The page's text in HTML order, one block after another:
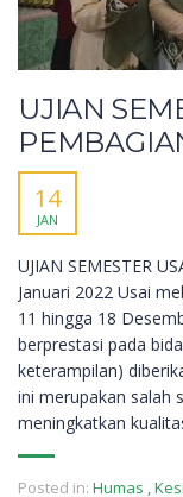
UJIAN
14
JAN
UJIAN SEMESTER
Januari 2022 Usai
11 hingga 18
berprestasi pada
keterampilan)
ini merupakan salah
meningkatkan
Posted in: Humas ,